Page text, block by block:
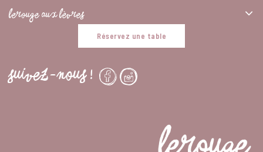
LEROUGE AUX LÈVRES
Réservez une table
SUIVEZ-NOUS !